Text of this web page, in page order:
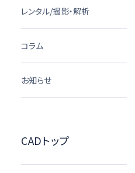
レンタル/撮影・解析
コラム
お知らせ
CADトップ